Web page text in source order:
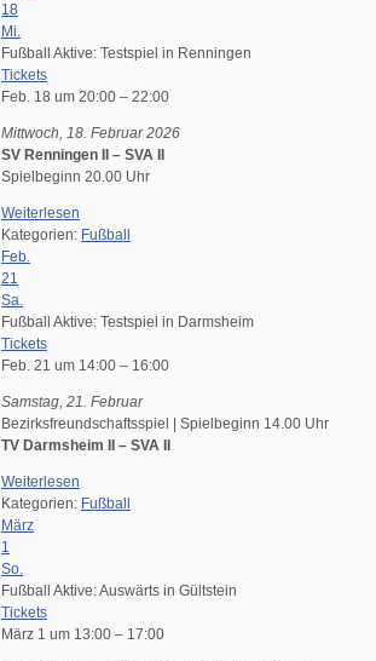
18
Mi.
Fußball Aktive: Testspiel in Renningen
Tickets
Feb. 18 um 20:00 – 22:00
Mittwoch, 18. Februar 2026
SV Renningen II – SVA II
Spielbeginn 20.00 Uhr
Weiterlesen
Kategorien: Fußball
Feb.
21
Sa.
Fußball Aktive: Testspiel in Darmsheim
Tickets
Feb. 21 um 14:00 – 16:00
Samstag, 21. Februar
Bezirksfreundschaftsspiel | Spielbeginn 14.00 Uhr
TV Darmsheim II – SVA II
Weiterlesen
Kategorien: Fußball
März
1
So.
Fußball Aktive: Auswärts in Gültstein
Tickets
März 1 um 13:00 – 17:00